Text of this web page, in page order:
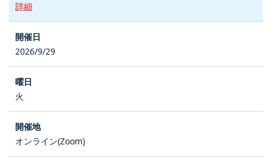
詳細
2026/9/29
火
オンライン(Zoom)